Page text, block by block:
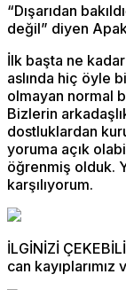
“Dışarıdan
değil” diyen
İlk başta ne
aslında hiç öyle
olmayan normal
Bizlerin
dostluklardan
yoruma açık
öğrenmiş olduk.
karşılıyorum.
İLGİNİZİ
can